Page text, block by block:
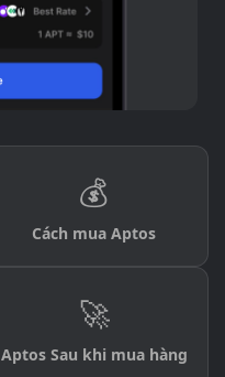
💰
Cách mua Aptos
🚀
Aptos Sau khi mua hàng